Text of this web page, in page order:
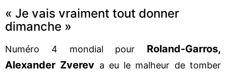
« Je vais vraiment tout donner
dimanche »
Numéro 4 mondial pour Roland-Garros,
Alexander Zverev a eu le malheur de tomber